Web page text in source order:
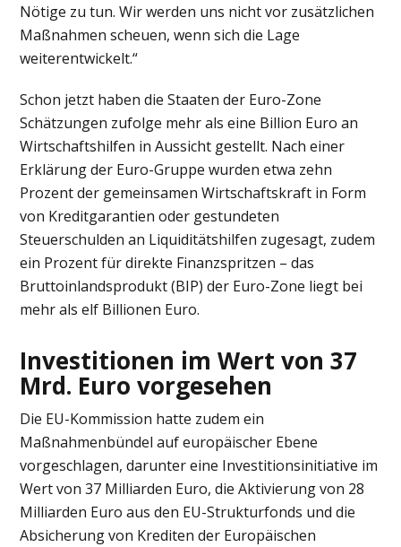
Nötige zu tun. Wir werden uns nicht vor zusätzlichen
Maßnahmen scheuen, wenn sich die Lage
weiterentwickelt.“
Schon jetzt haben die Staaten der Euro-Zone
Schätzungen zufolge mehr als eine Billion Euro an
Wirtschaftshilfen in Aussicht gestellt. Nach einer
Erklärung der Euro-Gruppe wurden etwa zehn
Prozent der gemeinsamen Wirtschaftskraft in Form
von Kreditgarantien oder gestundeten
Steuerschulden an Liquiditätshilfen zugesagt, zudem
ein Prozent für direkte Finanzspritzen – das
Bruttoinlandsprodukt (BIP) der Euro-Zone liegt bei
mehr als elf Billionen Euro.
Investitionen im Wert von 37
Mrd. Euro vorgesehen
Die EU-Kommission hatte zudem ein
Maßnahmenbündel auf europäischer Ebene
vorgeschlagen, darunter eine Investitionsinitiative im
Wert von 37 Milliarden Euro, die Aktivierung von 28
Milliarden Euro aus den EU-Strukturfonds und die
Absicherung von Krediten der Europäischen